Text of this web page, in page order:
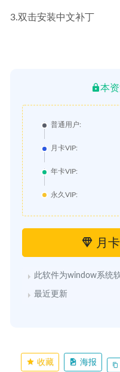
3.双击安装中文补丁
本
普通用户:
月卡VIP:
年卡VIP:
永久VIP:
月
此软件为window系统
最近更新
收藏 海报